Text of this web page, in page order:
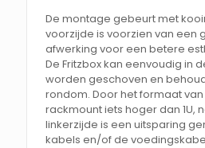
De montage gebeurt met
voorzijde is voorzien van een
afwerking voor een betere
De Fritzbox kan eenvoudig in
worden geschoven en
rondom. Door het formaat van
rackmount iets hoger dan 1U,
linkerzijde is een uitsparing
kabels en/of de